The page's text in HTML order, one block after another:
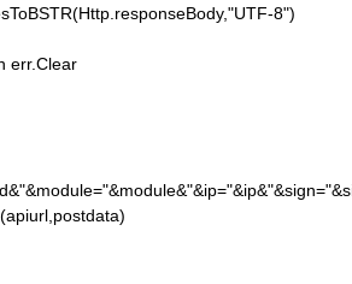
8")
err.Clear